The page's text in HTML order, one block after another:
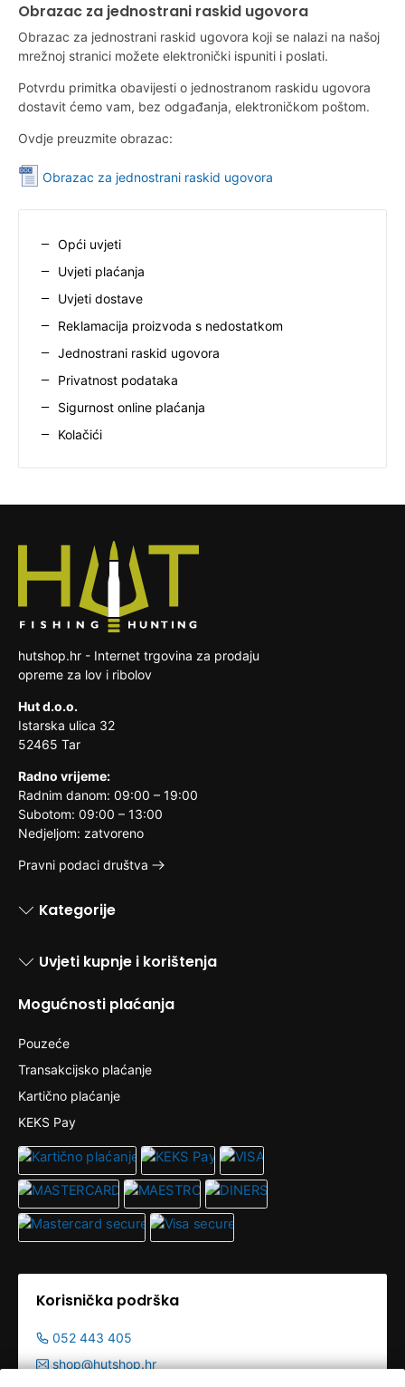
Obrazac za jednostrani raskid ugovora
Obrazac za jednostrani raskid ugovora koji se nalazi na našoj
mrežnoj stranici možete elektronički ispuniti i poslati.
Potvrdu primitka obavijesti o jednostranom raskidu ugovora
dostavit ćemo vam, bez odgađanja, elektroničkom poštom.
Ovdje preuzmite obrazac:
Obrazac za jednostrani raskid ugovora
Opći uvjeti
Uvjeti plaćanja
Uvjeti dostave
Reklamacija proizvoda s nedostatkom
Jednostrani raskid ugovora
Privatnost podataka
Sigurnost online plaćanja
Kolačići
hutshop.hr - Internet trgovina za prodaju
opreme za lov i ribolov
Hut d.o.o.
Istarska ulica 32
52465 Tar
Radno vrijeme:
Radnim danom: 09:00 – 19:00
Subotom: 09:00 – 13:00
Nedjeljom: zatvoreno
Pravni podaci društva
Kategorije
Uvjeti kupnje i korištenja
Mogućnosti plaćanja
Pouzeće
Transakcijsko plaćanje
Kartično plaćanje
KEKS Pay
Korisnička podrška
052 443 405
shop@hutshop.hr